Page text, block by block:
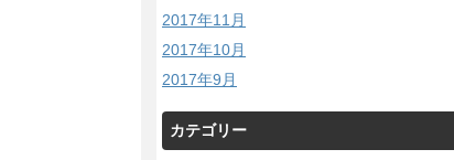
2017年11月
2017年10月
2017年9月
カテゴリー